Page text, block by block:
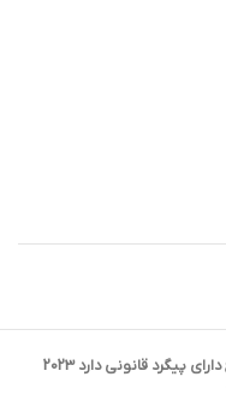
کپی برداری از سایت کمپ 88 بدون ذکر منبع دارای پیگرد قانونی دارد 2023